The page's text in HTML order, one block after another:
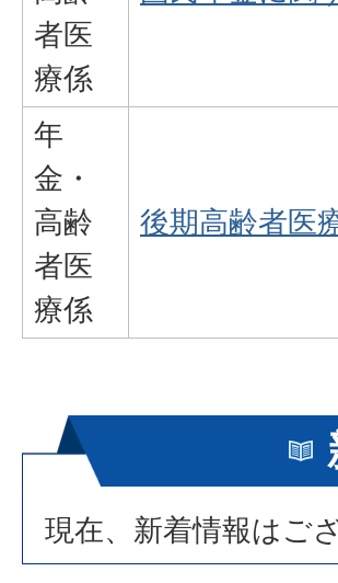
者医
療係
年
金・
高齢
者医
療係
後期高齢者医
現在、新着情報はご